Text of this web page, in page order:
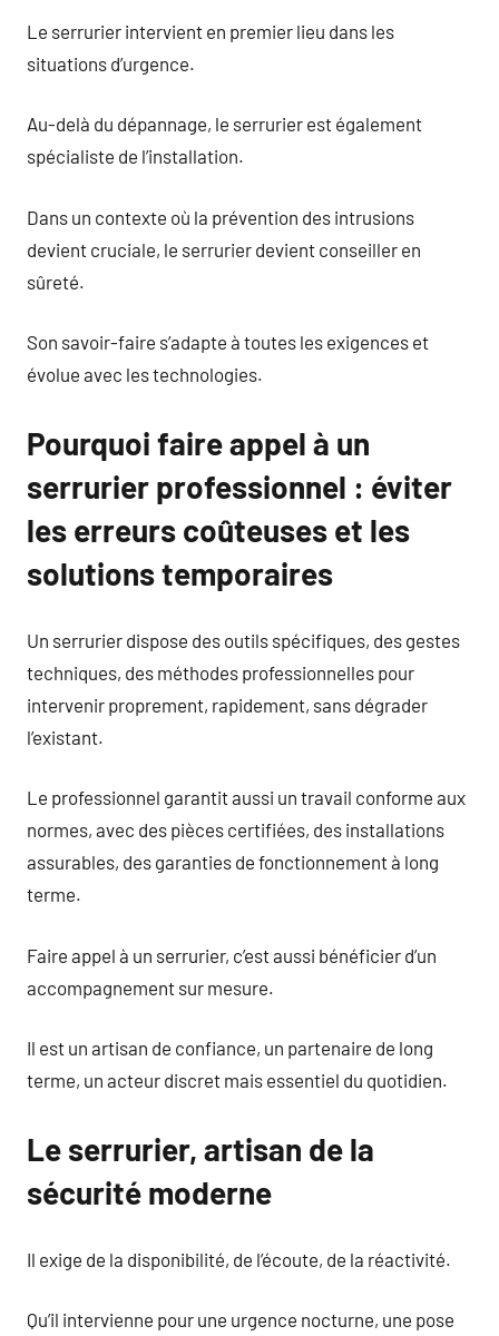
Le serrurier intervient en premier lieu dans les
situations d’urgence.
Au-delà du dépannage, le serrurier est également
spécialiste de l’installation.
Dans un contexte où la prévention des intrusions
devient cruciale, le serrurier devient conseiller en
sûreté.
Son savoir-faire s’adapte à toutes les exigences et
évolue avec les technologies.
Pourquoi faire appel à un
serrurier professionnel : éviter
les erreurs coûteuses et les
solutions temporaires
Un serrurier dispose des outils spécifiques, des gestes
techniques, des méthodes professionnelles pour
intervenir proprement, rapidement, sans dégrader
l’existant.
Le professionnel garantit aussi un travail conforme aux
normes, avec des pièces certifiées, des installations
assurables, des garanties de fonctionnement à long
terme.
Faire appel à un serrurier, c’est aussi bénéficier d’un
accompagnement sur mesure.
Il est un artisan de confiance, un partenaire de long
terme, un acteur discret mais essentiel du quotidien.
Le serrurier, artisan de la
sécurité moderne
Il exige de la disponibilité, de l’écoute, de la réactivité.
Qu’il intervienne pour une urgence nocturne, une pose